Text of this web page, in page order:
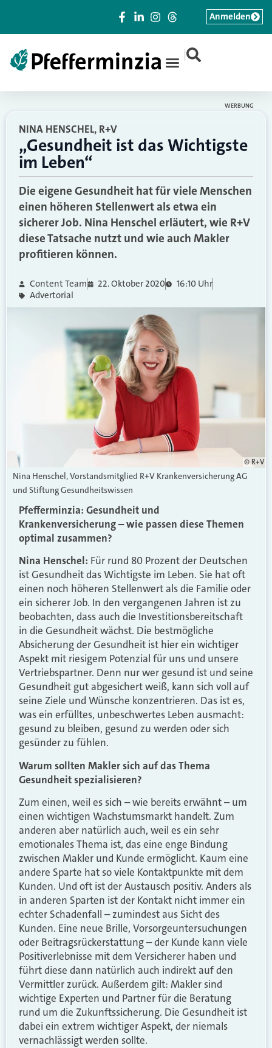
|
Anmelden
WERBUNG
NINA HENSCHEL, R+V
„Gesundheit ist das Wichtigste
im Leben“
Die eigene Gesundheit hat für viele Menschen
einen höheren Stellenwert als etwa ein
sicherer Job. Nina Henschel erläutert, wie R+V
diese Tatsache nutzt und wie auch Makler
profitieren können.
Content Team 22. Oktober 2020
16:10 Uhr
Advertorial
© R+V
Nina Henschel, Vorstandsmitglied R+V Krankenversicherung AG
und Stiftung Gesundheitswissen
Pfefferminzia: Gesundheit und
Krankenversicherung – wie passen diese Themen
optimal zusammen?
Nina Henschel: Für rund 80 Prozent der Deutschen
ist Gesundheit das Wichtigste im Leben. Sie hat oft
einen noch höheren Stellenwert als die Familie oder
ein sicherer Job. In den vergangenen Jahren ist zu
beobachten, dass auch die Investitionsbereitschaft
in die Gesundheit wächst. Die bestmögliche
Absicherung der Gesundheit ist hier ein wichtiger
Aspekt mit riesigem Potenzial für uns und unsere
Vertriebspartner. Denn nur wer gesund ist und seine
Gesundheit gut abgesichert weiß, kann sich voll auf
seine Ziele und Wünsche konzentrieren. Das ist es,
was ein erfülltes, unbeschwertes Leben ausmacht:
gesund zu bleiben, gesund zu werden oder sich
gesünder zu fühlen.
Warum sollten Makler sich auf das Thema
Gesundheit spezialisieren?
Zum einen, weil es sich – wie bereits erwähnt – um
einen wichtigen Wachstumsmarkt handelt. Zum
anderen aber natürlich auch, weil es ein sehr
emotionales Thema ist, das eine enge Bindung
zwischen Makler und Kunde ermöglicht. Kaum eine
andere Sparte hat so viele Kontaktpunkte mit dem
Kunden. Und oft ist der Austausch positiv. Anders als
in anderen Sparten ist der Kontakt nicht immer ein
echter Schadenfall – zumindest aus Sicht des
Kunden. Eine neue Brille, Vorsorgeuntersuchungen
oder Beitragsrückerstattung – der Kunde kann viele
Positiverlebnisse mit dem Versicherer haben und
führt diese dann natürlich auch indirekt auf den
Vermittler zurück. Außerdem gilt: Makler sind
wichtige Experten und Partner für die Beratung
rund um die Zukunftssicherung. Die Gesundheit ist
dabei ein extrem wichtiger Aspekt, der niemals
vernachlässigt werden sollte.